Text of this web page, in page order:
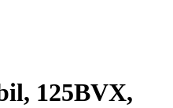
125BVX,